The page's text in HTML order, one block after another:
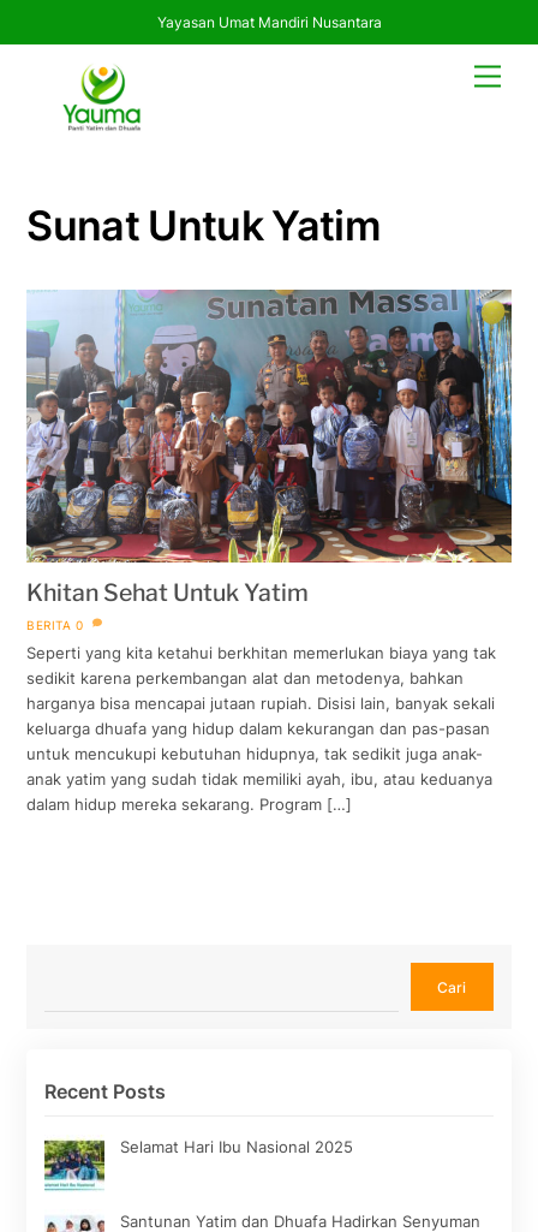
Yayasan Umat Mandiri Nusantara
Sunat Untuk Yatim
Khitan Sehat Untuk Yatim
BERITA 0
Seperti yang kita ketahui berkhitan memerlukan biaya yang tak
sedikit karena perkembangan alat dan metodenya, bahkan
harganya bisa mencapai jutaan rupiah. Disisi lain, banyak sekali
keluarga dhuafa yang hidup dalam kekurangan dan pas-pasan
untuk mencukupi kebutuhan hidupnya, tak sedikit juga anak-
anak yatim yang sudah tidak memiliki ayah, ibu, atau keduanya
dalam hidup mereka sekarang. Program […]
Cari
Recent Posts
Selamat Hari Ibu Nasional 2025
Santunan Yatim dan Dhuafa Hadirkan Senyuman